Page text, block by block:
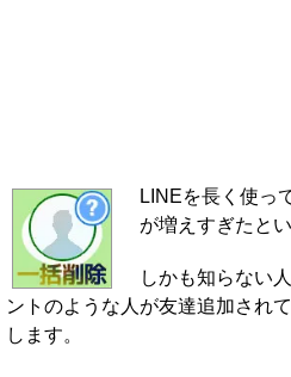
LINEを長く使っ
が増えすぎたと
しかも知らない
ントのような人が友達追加され
します。